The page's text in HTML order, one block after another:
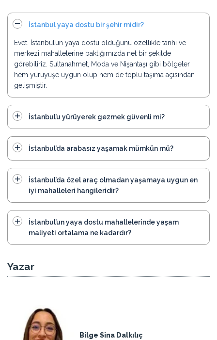
İstanbul yaya dostu bir şehir midir?
Evet. İstanbul’un yaya dostu olduğunu özellikle tarihi ve
merkezi mahallelerine baktığımızda net bir şekilde
görebiliriz. Sultanahmet, Moda ve Nişantaşı gibi bölgeler
hem yürüyüşe uygun olup hem de toplu taşıma açısından
gelişmiştir.
İstanbul’u yürüyerek gezmek güvenli mi?
İstanbul’da arabasız yaşamak mümkün mü?
İstanbul’da özel araç olmadan yaşamaya uygun en
iyi mahalleleri hangileridir?
İstanbul’un yaya dostu mahallelerinde yaşam
maliyeti ortalama ne kadardır?
Yazar
Bilge Sina Dalkılıç